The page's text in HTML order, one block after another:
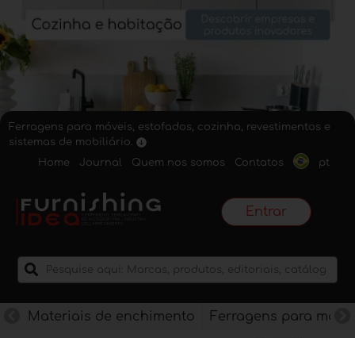
Ferragens para móveis, estofados, cozinha, revestimentos e
sistemas de mobiliário.
Home
Journal Quem nos somos Contatos pt
Entrar
Materiais de enchimento Ferragens para